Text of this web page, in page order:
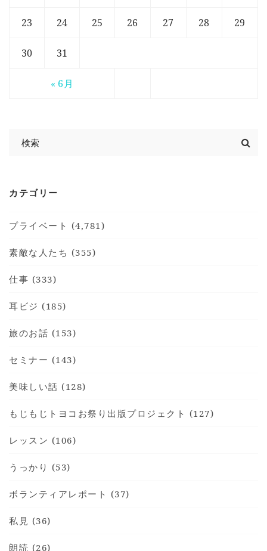
« 6月
23 24 25 26 27 28 29
30 31
カテゴリー
プライベート (4,781)
素敵な人たち (355)
仕事 (333)
耳ビジ (185)
旅のお話 (153)
セミナー (143)
美味しい話 (128)
もじもじトヨコお祭り出版プロジェクト (127)
レッスン (106)
うっかり (53)
ボランティアレポート (37)
私見 (36)
朗読 (26)